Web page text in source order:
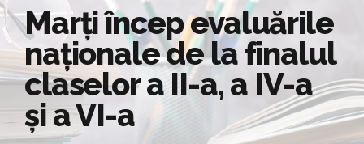
Marți încep evaluările
naționale de la finalul
claselor a II-a, a IV-a
și a VI-a